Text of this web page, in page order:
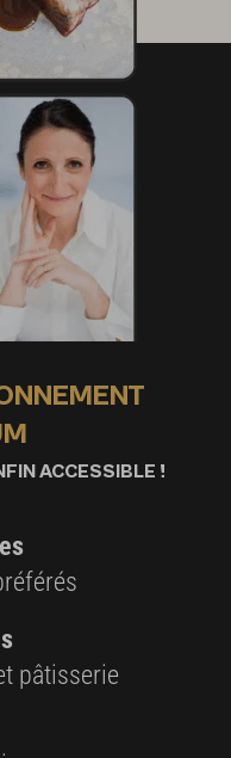
ACCESSIBLE !
pâtisserie